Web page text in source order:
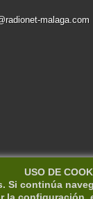
malaga.com
USO DE
continúa